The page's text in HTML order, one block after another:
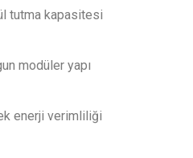
tutma kapasitesi
modüler yapı
enerji verimliliği